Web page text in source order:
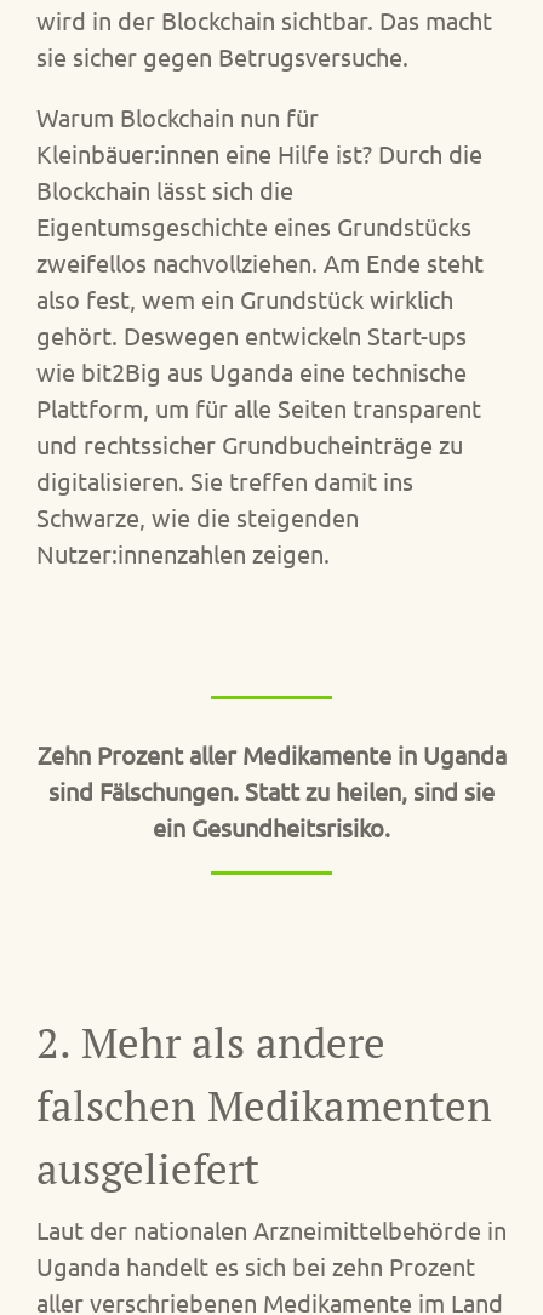
wird in der Blockchain sichtbar. Das macht
sie sicher gegen Betrugsversuche.
Warum Blockchain nun für
Kleinbäuer:innen eine Hilfe ist? Durch die
Blockchain lässt sich die
Eigentumsgeschichte eines Grundstücks
zweifellos nachvollziehen. Am Ende steht
also fest, wem ein Grundstück wirklich
gehört. Deswegen entwickeln Start-ups
wie bit2Big aus Uganda eine technische
Plattform, um für alle Seiten transparent
und rechtssicher Grundbucheinträge zu
digitalisieren. Sie treffen damit ins
Schwarze, wie die steigenden
Nutzer:innenzahlen zeigen.
Zehn Prozent aller Medikamente in Uganda
sind Fälschungen. Statt zu heilen, sind sie
ein Gesundheitsrisiko.
2. Mehr als andere
falschen Medikamenten
ausgeliefert
Laut der nationalen Arzneimittelbehörde in
Uganda handelt es sich bei zehn Prozent
aller verschriebenen Medikamente im Land